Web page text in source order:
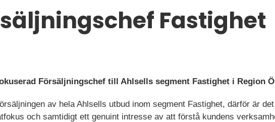
Fastighet
Försäljningschef till Ahlsells segment Fastighet i Region
av hela Ahlsells utbud inom segment Fastighet, därför är det
och samtidigt ett genuint intresse av att förstå kundens